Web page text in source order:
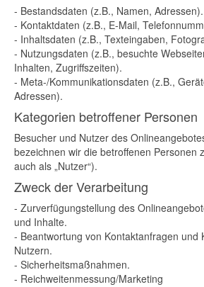
- Bestandsdaten (z.B., Namen, Adressen).
- Kontaktdaten (z.B., E-Mail,
- Inhaltsdaten (z.B., Texteingaben,
- Nutzungsdaten (z.B., besuchte
Inhalten, Zugriffszeiten).
- Meta-/Kommunikationsdaten (z.B.,
Adressen).
Kategorien betroffener Personen
Besucher und Nutzer des
bezeichnen wir die betroffenen Personen
auch als „Nutzer“).
Zweck der Verarbeitung
- Zurverfügungstellung des
und Inhalte.
- Beantwortung von Kontaktanfragen und
Nutzern.
- Sicherheitsmaßnahmen.
- Reichweitenmessung/Marketing